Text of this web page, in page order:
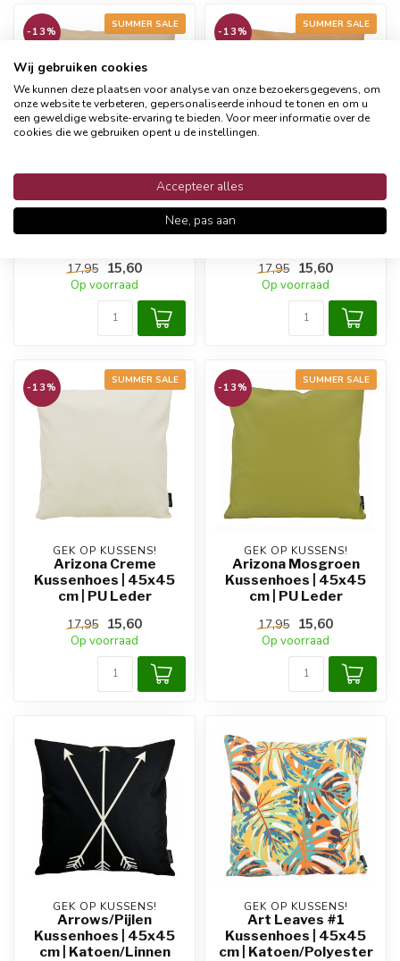
SUMMER SALE
-13%
GEK OP KUSSENS!
Arizona Beige
Kussenhoes | 45x45
cm | PU Leder
17,95 15,60
Op voorraad
SUMMER SALE
-13%
Arizona Camel
Kussenhoes | 45x45
cm | PU Leder
17,95 15,60
Op voorraad
SUMMER SALE
-13%
GEK OP KUSSENS!
Arizona Creme
Kussenhoes | 45x45
cm | PU Leder
17,95 15,60
Op voorraad
SUMMER SALE
-13%
GEK OP KUSSENS!
Arizona Mosgroen
Kussenhoes | 45x45
cm | PU Leder
17,95 15,60
Op voorraad
GEK OP KUSSENS!
Arrows/Pijlen
Kussenhoes | 45x45
cm | Katoen/Linnen
GEK OP KUSSENS!
Art Leaves #1
Kussenhoes | 45x45
cm | Katoen/Polyester
Wij gebruiken cookies
We kunnen deze plaatsen voor analyse van onze bezoekersgegevens, om
onze website te verbeteren, gepersonaliseerde inhoud te tonen en om u
een geweldige website-ervaring te bieden. Voor meer informatie over de
cookies die we gebruiken opent u de instellingen.
Accepteer alles
Nee, pas aan